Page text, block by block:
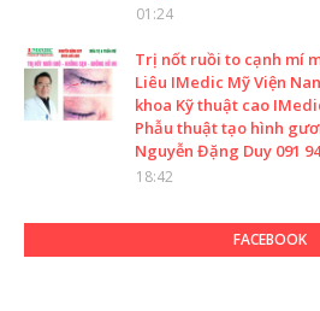
01:24
Trị nốt ruồi to cạnh mí
Liêu IMedic Mỹ Viện
khoa Kỹ thuật cao
Phẫu thuật tạo hình
Nguyễn Đặng Duy 091
18:42
FACEBOOK